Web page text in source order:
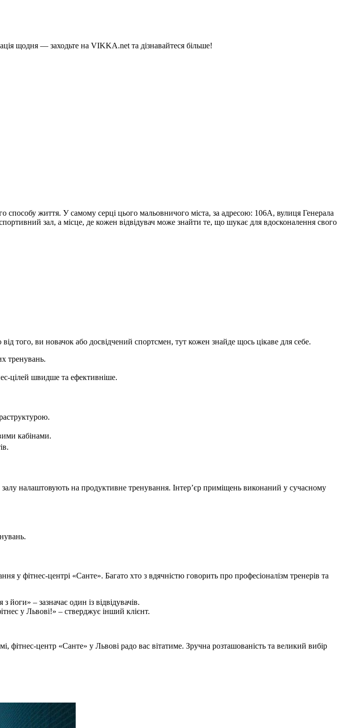
щодня — заходьте на VIKKA.net та дізнавайтеся більше!
життя. У самому серці цього мальовничого міста, за адресою: 106A, вулиця Генерала
зал, а місце, де кожен відвідувач може знайти те, що шукає для вдосконалення свого
того, ви новачок або досвідчений спортсмен, тут кожен знайде щось цікаве для себе.
тренувань.
цілей швидше та ефективніше.
кабінами.
налаштовують на продуктивне тренування. Інтер’єр приміщень виконаний у сучасному
у фітнес-центрі «Санте». Багато хто з вдячністю говорить про професіоналізм тренерів та
– зазначає один із відвідувачів.
у Львові!» – стверджує інший клієнт.
центр «Санте» у Львові радо вас вітатиме. Зручна розташованість та великий вибір